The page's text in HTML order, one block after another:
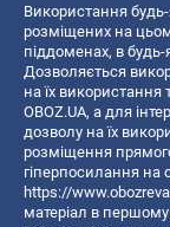
Використання будь-
розміщених на
піддоменах, в
Дозволяється
на їх
OBOZ.UA, а для
дозволу на їх
розміщення
гіперпосилання на
https://
матеріал в першому